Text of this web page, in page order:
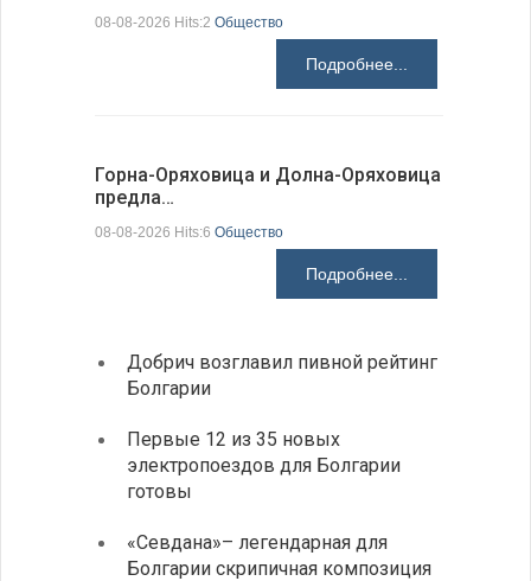
08-08-2026 Hits:2 Общество
Подробнее...
Горна-Оряховица и Долна-Оряховица
предла…
08-08-2026 Hits:6 Общество
Подробнее...
Добрич возглавил пивной рейтинг
Болгарии
Первые 12 из 35 новых
электропоездов для Болгарии
готовы
«Севдана»– легендарная для
Болгарии скрипичная композиция